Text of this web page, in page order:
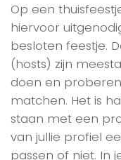
Op een
hiervoor
besloten feestje.
(hosts) zijn
doen en
matchen. Het is
staan met een
van jullie profiel
passen of niet. In